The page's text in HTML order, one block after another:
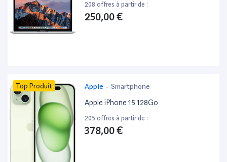
208 offres à partir de :
250,00 €
Top Produit Apple - Smartphone
Apple iPhone 15 128Go
205 offres à partir de :
378,00 €